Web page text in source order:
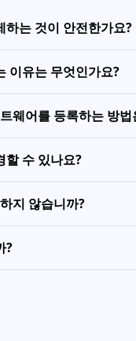
하는 것이 안전한가요?
이유는 무엇인가요?
웨어를 등록하는 방
할 수 있나요?
지 않습니까?
?